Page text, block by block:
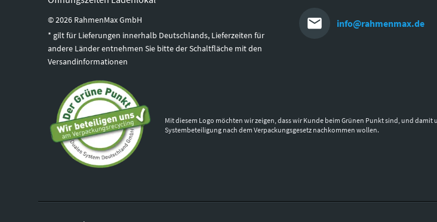
©2026 RahmenMax GmbH
* gilt für Lieferungen innerhalb Deutschlands, Lieferzeiten für
andere Länder entnehmen Sie bitte der Schaltfläche mit den
Versandinformationen
info@rahmenmax.de
Mit diesem Logo möchten wir zeigen, dass wir Kunde beim Grünen Punkt sind, und damit
Systembeteiligung nach dem Verpackungsgesetz nachkommen wollen.